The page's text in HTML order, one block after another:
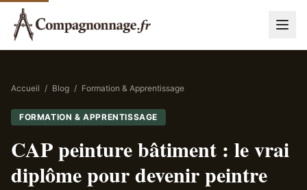
Accueil / Blog / Formation & Apprentissage
FORMATION & APPRENTISSAGE
CAP peinture bâtiment : le vrai
diplôme pour devenir peintre